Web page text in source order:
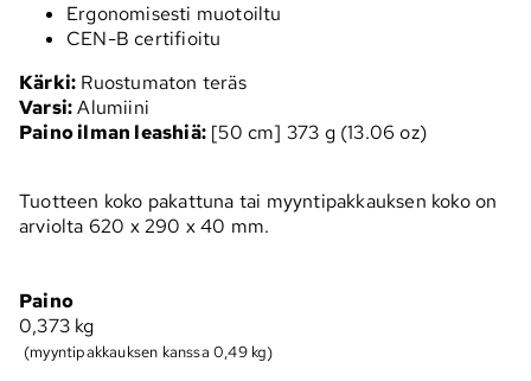
Ergonomisesti muotoiltu
CEN-B certifioitu
Kärki: Ruostumaton teräs
Varsi:Alumiini
Paino ilman leashiä: [50 cm] 373 g (13.06 oz)
Tuotteen koko pakattuna tai myyntipakkauksen koko on
arviolta 620 x 290 x 40 mm.
Paino
0,373 kg
(myyntipakkauksen kanssa 0,49 kg)